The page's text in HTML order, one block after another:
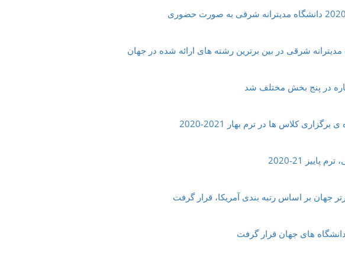
شرقی در بین برترین رشته های ارائه شده در جهان
در پنج بخش مختلف شد
کلاس ها در ترم بهار 2021-2020
21-2020
دانشگاه های جهان قرار گرفت